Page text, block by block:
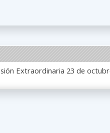
Extraordinaria 23 de